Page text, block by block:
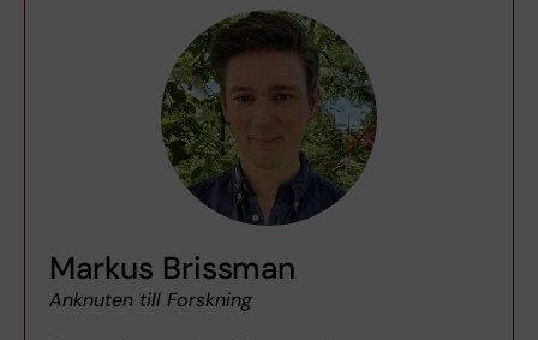
Markus Brissman
Anknuten till Forskning